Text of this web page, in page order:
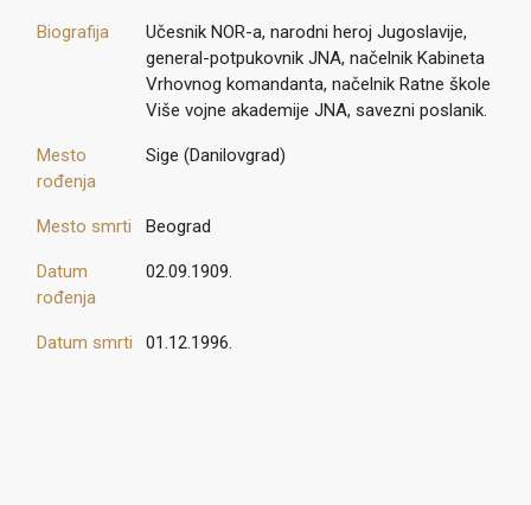
Biografija
Učesnik NOR-a, narodni heroj Jugoslavije,
general-potpukovnik JNA, načelnik Kabineta
Vrhovnog komandanta, načelnik Ratne škole
Više vojne akademije JNA, savezni poslanik.
Mesto
rođenja
Sige (Danilovgrad)
Mesto smrti Beograd
Datum
rođenja
02.09.1909.
Datum smrti 01.12.1996.